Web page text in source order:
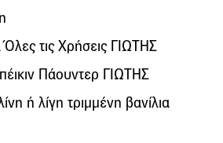
τις Χρήσεις ΓΙΩΤΗΣ
Πάουντερ ΓΙΩΤΗΣ
ή λίγη τριμμένη βανίλια